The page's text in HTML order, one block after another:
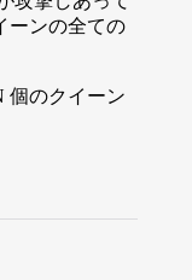
ーンの全ての
個のクイーン